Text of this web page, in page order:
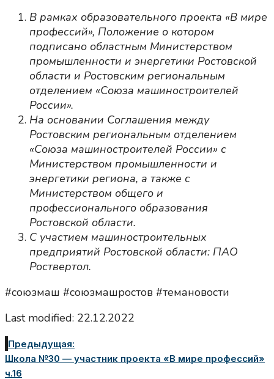
В рамках образовательного проекта «В мире
профессий», Положение о котором
подписано областным Министерством
промышленности и энергетики Ростовской
области и Ростовским региональным
отделением «Союза машиностроителей
России».
На основании Соглашения между
Ростовским региональным отделением
«Союза машиностроителей России» с
Министерством промышленности и
энергетики региона, а также с
Министерством общего и
профессионального образования
Ростовской области.
С участием машиностроительных
предприятий Ростовской области: ПАО
Роствертол.
#союзмаш #союзмашростов #темановости
Last modified: 22.12.2022
Предыдущая:
Школа №30 — участник проекта «В мире профессий»
ч.16